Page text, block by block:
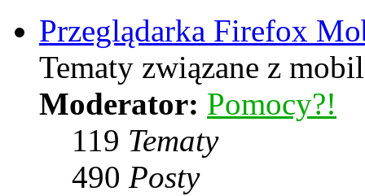
Przeglądarka Firefox
Tematy związane z
Moderator: Pomocy?!
119 Tematy
490 Posty